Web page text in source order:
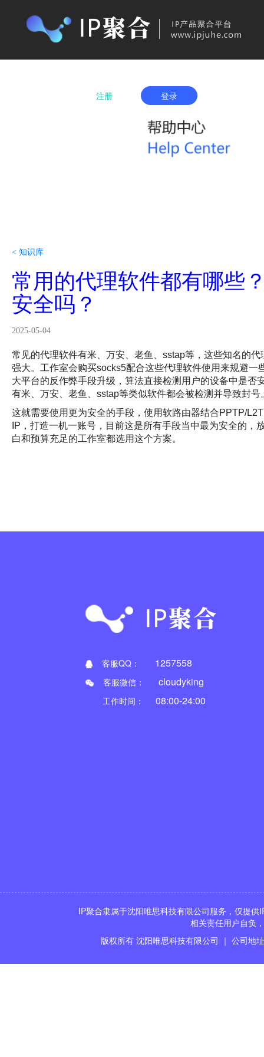
首页 产品购买 IP城市列表 服务
注册 登录
< 知识库
常用的代理软件都有哪些
安全吗？
2025-05-04
常见的代理软件有米、万安、老鱼、sstap等，这些知名的
强大。工作室会购买socks5配合这些代理软件使用来规避一
大平台的反作弊手段升级，算法直接检测用户的设备中是否
有米、万安、老鱼、sstap等类似软件都会被检测并导致封号
这就需要使用更为安全的手段，使用软路由器结合PPTP/
IP，打造一机一账号，目前这是所有手段当中最为安全的，
白和预算充足的工作室都选用这个方案。
客服QQ： 1257558
客服微信： cloudyking
工作时间： 08:00-24:00
IP聚合隶属于沈阳唯思科技有限公司服务，仅提
相关责任用户自负
版权所有 沈阳唯思科技有限公司 ｜ 公司地